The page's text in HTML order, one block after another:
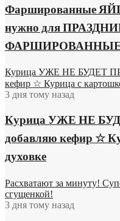
Фаршированные
нужно для
Курица УЖЕ НЕ БУДЕТ
кефир ☆ Курица с
3 дня тому назад
Курица УЖЕ НЕ
добавляю кефир ☆
духовке
Расхватают за минуту!
сгущенкой!
3 дня тому назад